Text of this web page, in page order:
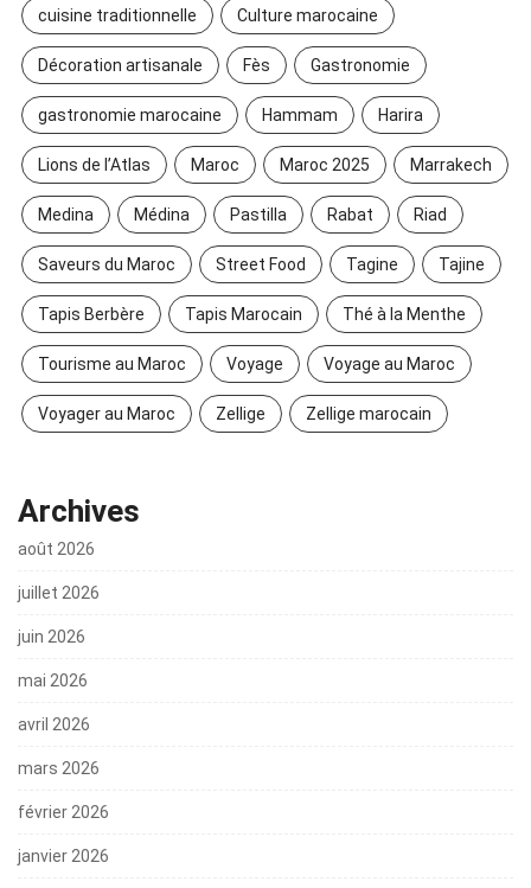
cuisine traditionnelle Culture marocaine
Décoration artisanale Fès Gastronomie
gastronomie marocaine Hammam Harira
Lions de l’Atlas Maroc Maroc 2025 Marrakech
Medina Médina Pastilla Rabat Riad
Saveurs du Maroc Street Food Tagine Tajine
Tapis Berbère Tapis Marocain Thé à la Menthe
Tourisme au Maroc Voyage Voyage au Maroc
Voyager au Maroc Zellige Zellige marocain
Archives
août 2026
juillet 2026
juin 2026
mai 2026
avril 2026
mars 2026
février 2026
janvier 2026